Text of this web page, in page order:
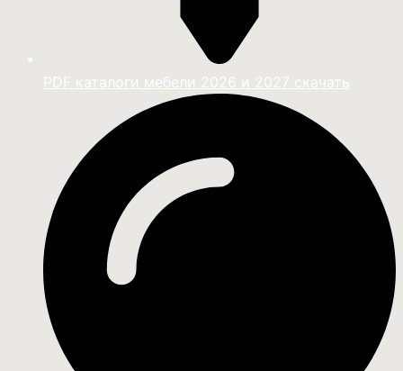
PDF каталоги мебели 2026 и 2027 скачать